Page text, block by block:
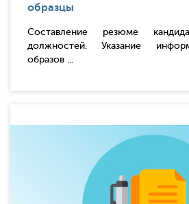
образцы
Составление резюме
должностей. Указание
образов ...